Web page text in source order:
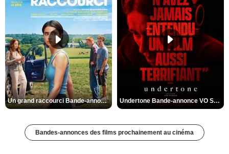
Un grand raccourci Bande-annonce VF Undertone Bande-annonce VO STFR
Bandes-annonces des films prochainement au cinéma